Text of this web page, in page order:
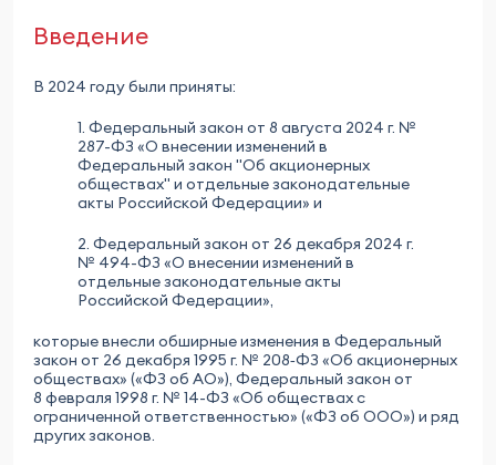
Введение
В 2024 году были приняты:
1. Федеральный закон от 8 августа 2024 г. №
287-ФЗ «О внесении изменений в
Федеральный закон "Об акционерных
обществах" и отдельные законодательные
акты Российской Федерации» и
2. Федеральный закон от 26 декабря 2024 г.
№ 494-ФЗ «О внесении изменений в
отдельные законодательные акты
Российской Федерации»,
которые внесли обширные изменения в Федеральный
закон от 26 декабря 1995 г. № 208‑ФЗ «Об акционерных
обществах» («ФЗ об АО»), Федеральный закон от
8 февраля 1998 г. № 14-ФЗ «Об обществах с
ограниченной ответственностью» («ФЗ об ООО») и ряд
других законов.